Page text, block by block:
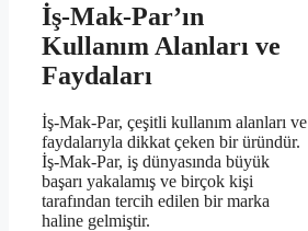
İş-Mak-Par’ın
Kullanım Alanları ve
Faydaları
İş-Mak-Par, çeşitli kullanım alanları ve
faydalarıyla dikkat çeken bir üründür.
İş-Mak-Par, iş dünyasında büyük
başarı yakalamış ve birçok kişi
tarafından tercih edilen bir marka
haline gelmiştir.